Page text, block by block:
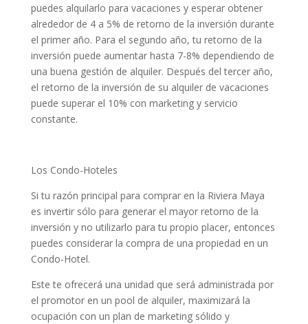
puedes alquilarlo para vacaciones y esperar obtener
alrededor de 4 a 5% de retorno de la inversión durante
el primer año. Para el segundo año, tu retorno de la
inversión puede aumentar hasta 7-8% dependiendo de
una buena gestión de alquiler. Después del tercer año,
el retorno de la inversión de su alquiler de vacaciones
puede superar el 10% con marketing y servicio
constante.
Los Condo-Hoteles
Si tu razón principal para comprar en la Riviera Maya
es invertir sólo para generar el mayor retorno de la
inversión y no utilizarlo para tu propio placer, entonces
puedes considerar la compra de una propiedad en un
Condo-Hotel.
Este te ofrecerá una unidad que será administrada por
el promotor en un pool de alquiler, maximizará la
ocupación con un plan de marketing sólido y